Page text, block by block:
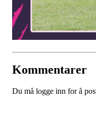
Kommentarer
Du må logge inn for å